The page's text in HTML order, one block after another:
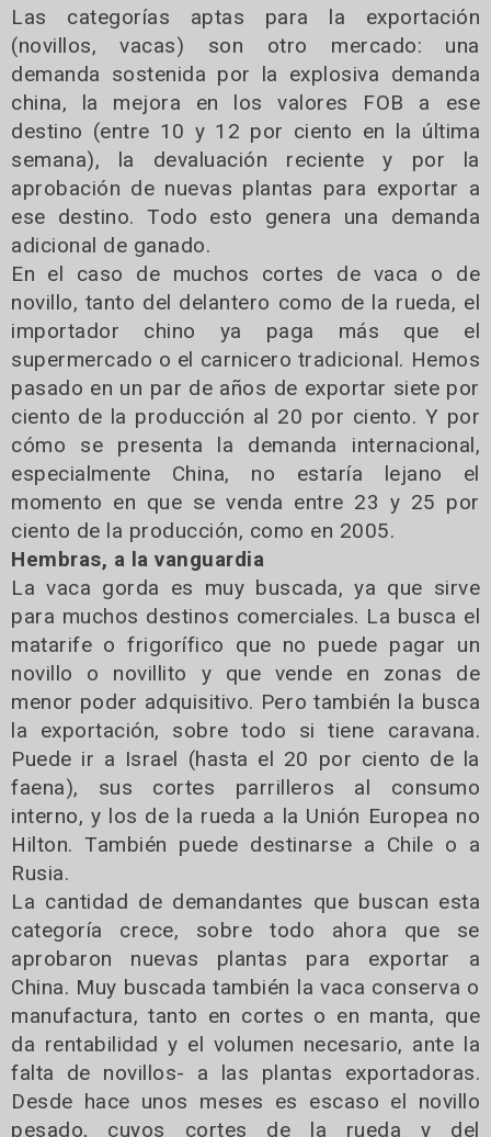
Las categorías aptas para la exportación
(novillos, vacas) son otro mercado: una
demanda sostenida por la explosiva demanda
china, la mejora en los valores FOB a ese
destino (entre 10 y 12 por ciento en la última
semana), la devaluación reciente y por la
aprobación de nuevas plantas para exportar a
ese destino. Todo esto genera una demanda
adicional de ganado.
En el caso de muchos cortes de vaca o de
novillo, tanto del delantero como de la rueda, el
importador chino ya paga más que el
supermercado o el carnicero tradicional. Hemos
pasado en un par de años de exportar siete por
ciento de la producción al 20 por ciento. Y por
cómo se presenta la demanda internacional,
especialmente China, no estaría lejano el
momento en que se venda entre 23 y 25 por
ciento de la producción, como en 2005.
Hembras, a la vanguardia
La vaca gorda es muy buscada, ya que sirve
para muchos destinos comerciales. La busca el
matarife o frigorífico que no puede pagar un
novillo o novillito y que vende en zonas de
menor poder adquisitivo. Pero también la busca
la exportación, sobre todo si tiene caravana.
Puede ir a Israel (hasta el 20 por ciento de la
faena), sus cortes parrilleros al consumo
interno, y los de la rueda a la Unión Europea no
Hilton. También puede destinarse a Chile o a
Rusia.
La cantidad de demandantes que buscan esta
categoría crece, sobre todo ahora que se
aprobaron nuevas plantas para exportar a
China. Muy buscada también la vaca conserva o
manufactura, tanto en cortes o en manta, que
da rentabilidad y el volumen necesario, ante la
falta de novillos- a las plantas exportadoras.
Desde hace unos meses es escaso el novillo
pesado, cuyos cortes de la rueda y del